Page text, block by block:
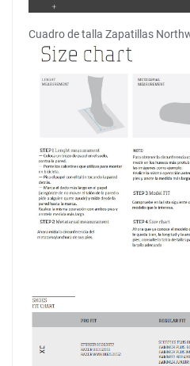
Cuadro de talla Zapatillas